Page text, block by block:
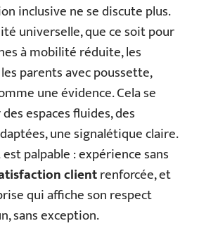
inclusive ne se discute plus.
universelle, que ce soit pour
à mobilité réduite, les
parents avec poussette,
une évidence. Cela se
espaces fluides, des
une signalétique claire.
palpable : expérience sans
clientrenforcée, et
qui affiche son respect
sans exception.